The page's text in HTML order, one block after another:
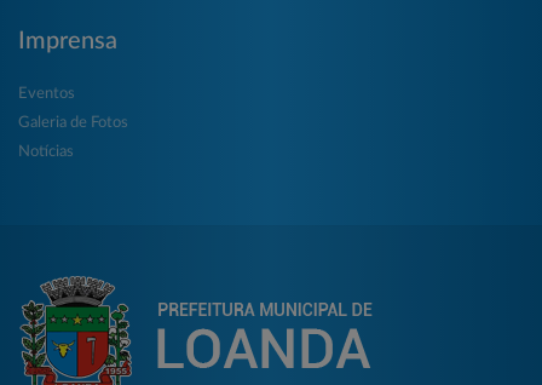
Imprensa
Eventos
Galeria de Fotos
Notícias